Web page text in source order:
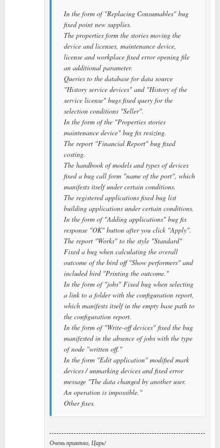
In the form of "Replacing Consumables" bug
fixed point new supplies.
The properties form the stories moving the
device and licenses, maintenance device,
license and workplace fixed error opening file
an additional parameter.
Queries to the database for data source
"History service devices" and "History of the
service license" bugs fixed query for the
selection conditions "Seller".
In the form of the "Properties stories
maintenance device" bug fix resizing.
The report "Financial Report" bug fixed
costing.
The handbook of models and types of devices
fixed a bug call form "name of the port", which
manifests itself under certain conditions.
The registered applications fixed bug list
building applications under certain conditions.
In the form of "Adding applications" bug fix
response "OK" button after you click "Apply".
The report "Works" to the style "Standard"
Fixed a bug when calculating the overall
outcome of the bird off "Show performers" and
included bird "Printing the outcome."
In the form of "jobs" Fixed bug when selecting
a link to a folder with the configuration report,
which manifests itself in the empty base path to
the configuration report.
In the form of "Write-off devices" fixed the bug
manifested in the absence of jobs with the type
of node "written off."
In the form "Edit application" modified mark
devices / unmarking devices and fixed error
message "The data changed by another user.
An operation is impossible."
Other fixes.
Очень приятно, Царь!